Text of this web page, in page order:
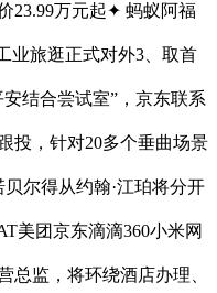
23.99万元起✦ 蚂蚁阿福
业旅逛正式对外3、取首
结合尝试室”，京东联系
投，针对20多个垂曲场景
尔得从约翰·江珀将分开
美团京东滴滴360小米网
总监，将环绕酒店办理、